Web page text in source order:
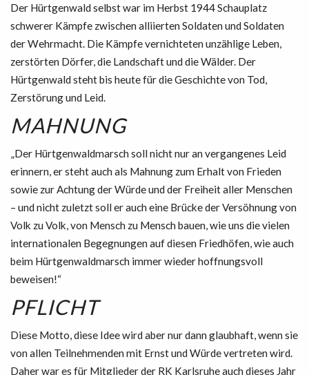
Der Hürtgenwald selbst war im Herbst 1944 Schauplatz
schwerer Kämpfe zwischen alliierten Soldaten und Soldaten
der Wehrmacht. Die Kämpfe vernichteten unzählige Leben,
zerstörten Dörfer, die Landschaft und die Wälder. Der
Hürtgenwald steht bis heute für die Geschichte von Tod,
Zerstörung und Leid.
MAHNUNG
„Der Hürtgenwaldmarsch soll nicht nur an vergangenes Leid
erinnern, er steht auch als Mahnung zum Erhalt von Frieden
sowie zur Achtung der Würde und der Freiheit aller Menschen
– und nicht zuletzt soll er auch eine Brücke der Versöhnung von
Volk zu Volk, von Mensch zu Mensch bauen, wie uns die vielen
internationalen Begegnungen auf diesen Friedhöfen, wie auch
beim Hürtgenwaldmarsch immer wieder hoffnungsvoll
beweisen!“
PFLICHT
Diese Motto, diese Idee wird aber nur dann glaubhaft, wenn sie
von allen Teilnehmenden mit Ernst und Würde vertreten wird.
Daher war es für Mitglieder der RK Karlsruhe auch dieses Jahr